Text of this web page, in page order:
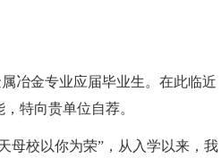
冶金专业应届毕业生。在此临近
特向贵单位自荐。
母校以你为荣”，从入学以来，我